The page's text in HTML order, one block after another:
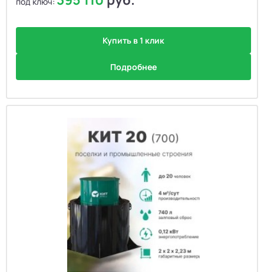
Купить в 1 клик
Подробнее